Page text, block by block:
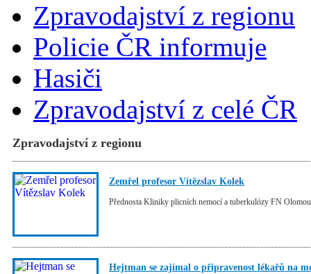
Zpravodajství z regionu
Policie ČR informuje
Hasiči
Zpravodajství z celé ČR
Zpravodajství z regionu
Zemřel profesor Vítězslav Kolek
Přednosta Kliniky plicních nemocí a tuberkulózy FN
Hejtman se zajímal o připravenost lékařů na